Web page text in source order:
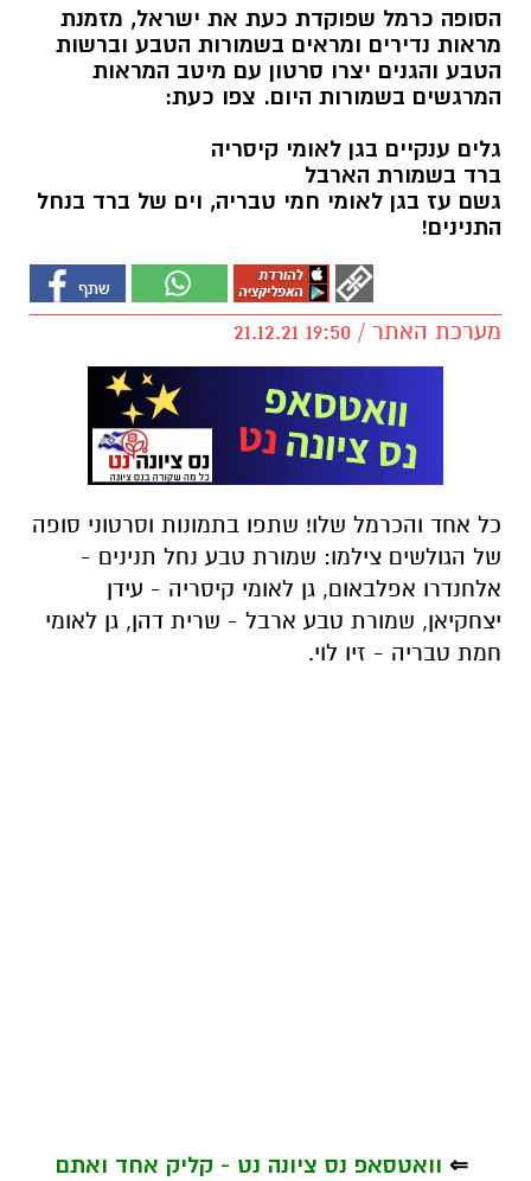
הסופה כרמל שפוקדת כעת את ישראל, מזמנת
מראות נדירים ומראים בשמורות הטבע וברשות
הטבע והגנים יצרו סרטון עם מיטב המראות
המרגשים בשמורות היום. צפו כעת:
גלים ענקיים בגן לאומי קיסריה
ברד בשמורת הארבל
גשם עז בגן לאומי חמי טבריה, וים של ברד בנחל
התנינים!
מערכת האתר / 19:50 21.12.21
כל אחד והכרמל שלו! שתפו בתמונות וסרטוני סופה
של הגולשים צילמו: שמורת טבע נחל תנינים -
אלחנדרו אפלבאום, גן לאומי קיסריה - עידן
יצחקיאן, שמורת טבע ארבל - שרית דהן, גן לאומי
חמת טבריה - זיו לוי.
⇐ וואטסאפ נס ציונה נט - קליק אחד ואתם